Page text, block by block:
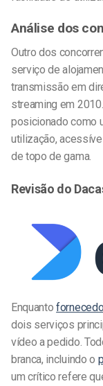
Análise dos
Outro dos
serviço de
transmissão em
streaming em
posicionado como
utilização,
de topo de gama.
Revisão do
Enquanto
dois serviços
vídeo a pedido.
branca, incluindo o
um crítico refere